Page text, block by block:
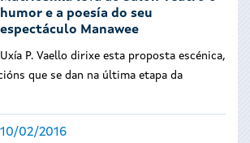
humor e a poesía do seu
espectáculo Manawee
Uxía P. Vaello dirixe esta proposta escénica,
que se dan na última etapa da
10/02/2016